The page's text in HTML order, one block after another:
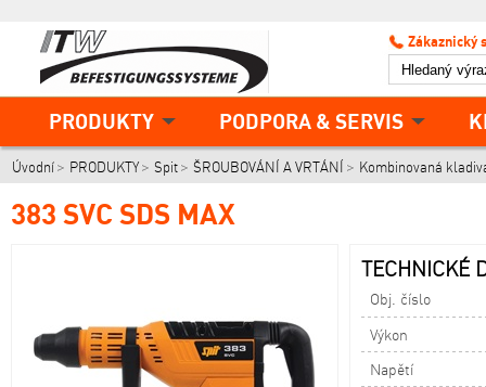
PRODUKTY PODPORA & SERVIS
Zákaznický
Úvodní PRODUKTY Spit ŠROUBOVÁNÍ A VRTÁNÍ Kombinovaná
383 SVC SDS MAX
TECHNICKÉ
Obj. číslo
Výkon
Napětí